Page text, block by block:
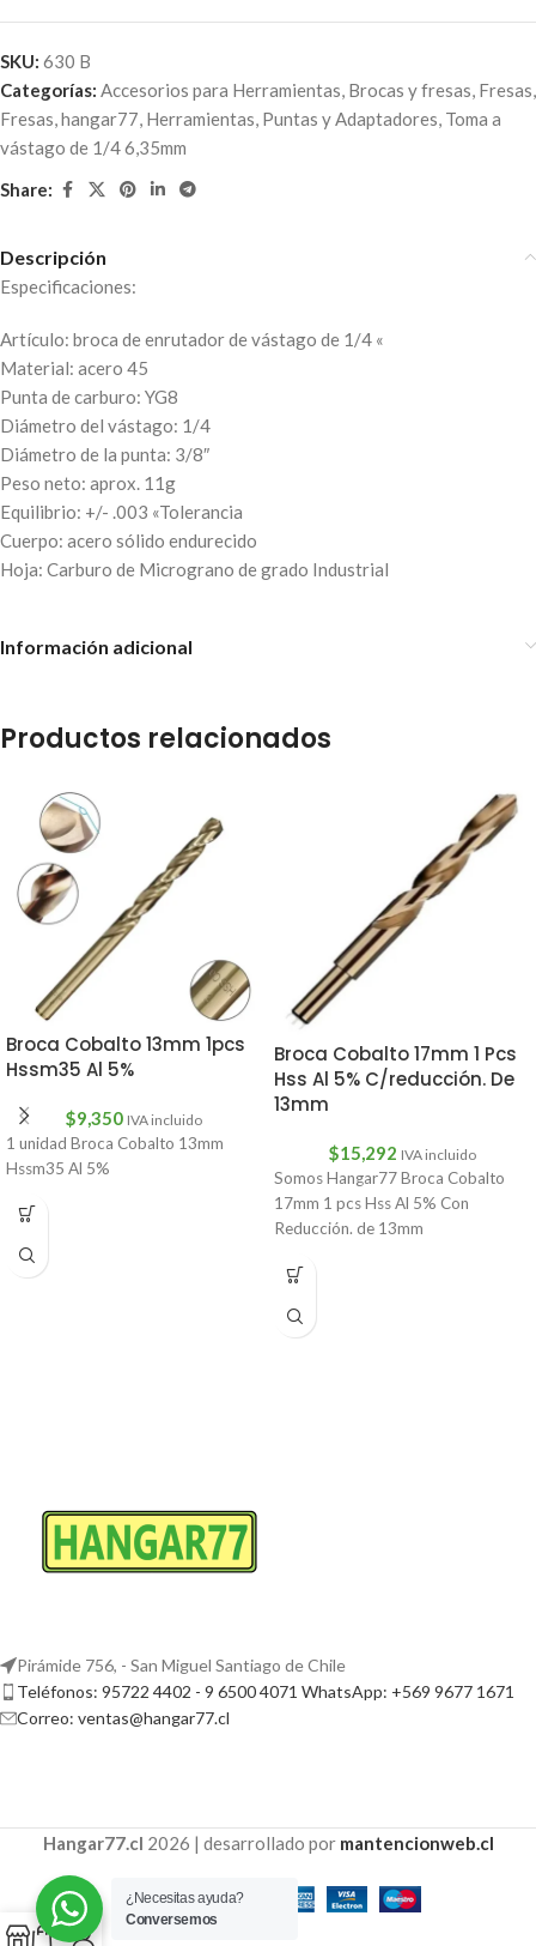
SKU: 630 B
Categorías: Accesorios para Herramientas, Brocas y fresas, Fresas,
Fresas,hangar77, Herramientas, Puntas y Adaptadores, Toma a
vástago de 1/4 6,35mm
Share:
Descripción
Especificaciones:
Artículo: broca de enrutador de vástago de 1/4 «
Material: acero 45
Punta de carburo: YG8
Diámetro del vástago: 1/4
Diámetro de la punta: 3/8″
Peso neto: aprox. 11g
Equilibrio: +/- .003 «Tolerancia
Cuerpo: acero sólido endurecido
Hoja: Carburo de Micrograno de grado Industrial
Información adicional
Productos relacionados
Broca Cobalto 13mm 1pcs
Hssm35 Al 5%
$9,350 IVA incluido
1 unidad Broca Cobalto 13mm
Hssm35 Al 5%
Broca Cobalto 17mm 1 Pcs
Hss Al 5% C/reducción. De
13mm
$15,292 IVA incluido
Somos Hangar77 Broca Cobalto
17mm 1 pcs Hss Al 5% Con
Reducción. de 13mm
Pirámide 756, - San Miguel Santiago de Chile
Teléfonos: 95722 4402 - 9 6500 4071 WhatsApp: +569 9677 1671
Correo: ventas@hangar77.cl
Hangar77.cl 2026 | desarrollado por mantencionweb.cl
¿Necesitas ayuda?
Conversemos